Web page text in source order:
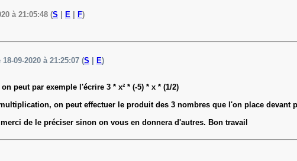
à 21:05:48 (S E F)
09-2020 à 21:25:07 (S E)
peut par exemple l'écrire 3 * x² * (-5) * x * (1/2)
on peut effectuer le produit des 3 nombres que l'on place
de le préciser sinon on vous en donnera d'autres. Bon travail